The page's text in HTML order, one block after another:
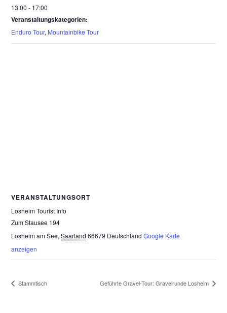
13:00 - 17:00
Veranstaltungskategorien:
Enduro Tour, Mountainbike Tour
VERANSTALTUNGSORT
Losheim Tourist Info
Zum Stausee 194
Losheim am See, Saarland 66679 Deutschland Google Karte
anzeigen
Stammtisch Geführte Gravel-Tour: Gravelrunde Losheim